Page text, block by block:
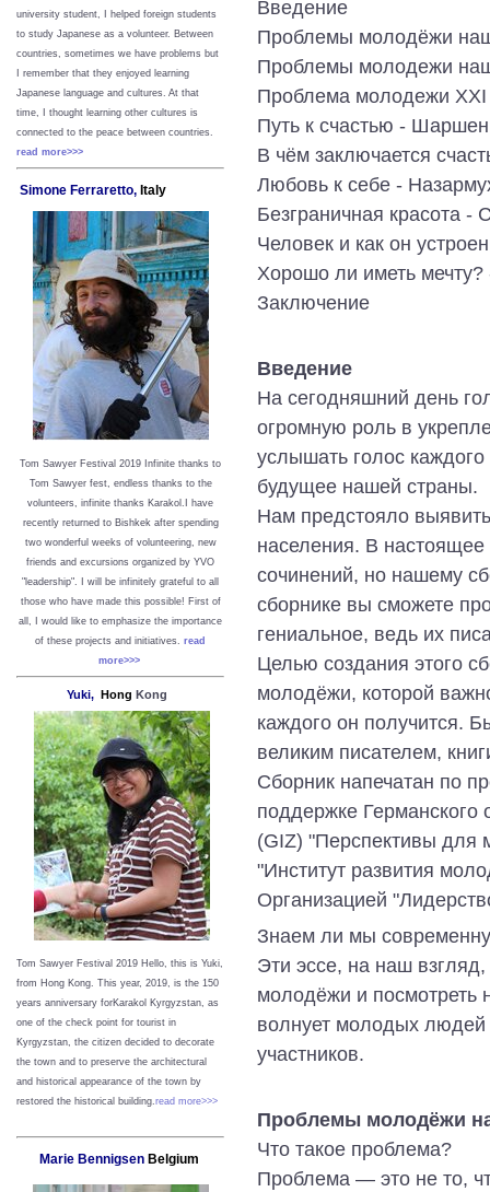
university student, I helped foreign students
to study Japanese as a volunteer. Between
countries, sometimes we have problems but
I remember that they enjoyed learning
Japanese language and cultures. At that
time, I thought learning other cultures is
connected to the peace between countries.
read more>>>
Simone Ferraretto, Italy
Tom Sawyer Festival 2019 nfinite thanks to
Tom Sawyer fest, endless thanks to the
volunteers, infinite thanks Karakol.
I have
recently returned to Bishkek after spending
two wonderful weeks of volunteering, new
friends and excursions organized by YVO
"leadership". I will be infinitely grateful to all
those who have made this possible! First of
all, I would like to emphasize the importance
of these projects and initiatives. read
more>>>
Yuki, Hong Kong
Tom Sawyer Festival 2019 Hello, this is Yuki,
from Hong Kong. This year, 2019, is the 150
years anniversary forKarakol Kyrgyzstan, as
one of the check point for tourist in
Kyrgyzstan, the citizen decided to decorate
the town and to preserve the architectural
and historical appearance of the town by
restored the historical building. read more>>>
Marie BennigsenBelgium
Введение
Проблемы молодёжи
Проблемы молодежи
Проблема молодежи
Путь к счастью -
В чём заключается
Любовь к себе -
Безграничная красота -
Человек и как он
Хорошо ли иметь
Заключение
Введение
На сегодняшний день
огромную роль в
услышать голос
будущее нашей страны.
Нам предстояло
населения. В
сочинений, но нашему
сборнике вы сможете
гениальное, ведь их
Целью создания этого
молодёжи, которой
каждого он получится.
великим писателем,
Сборник напечатан по
поддержке Германского
(GIZ) "Перспективы
"Институт развития
Организацией
Знаем ли мы
Эти эссе, на наш
молодёжи и посмотреть
волнует молодых людей
участников.
Проблемы молодёжи
Что такое проблема?
Проблема ― это не то,